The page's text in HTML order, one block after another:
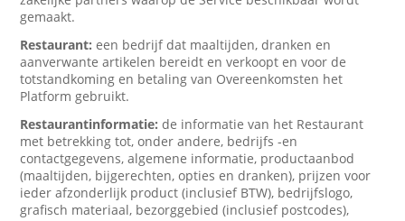
gemaakt.
Restaurant:een bedrijf dat maaltijden, dranken en
aanverwante artikelen bereidt en verkoopt en voor de
totstandkoming en betaling van Overeenkomsten het
Platform gebruikt.
Restaurantinformatie:de informatie van het Restaurant
met betrekking tot, onder andere, bedrijfs -en
contactgegevens, algemene informatie, productaanbod
(maaltijden, bijgerechten, opties en dranken), prijzen voor
ieder afzonderlijk product (inclusief BTW), bedrijfslogo,
grafisch materiaal, bezorggebied (inclusief postcodes),